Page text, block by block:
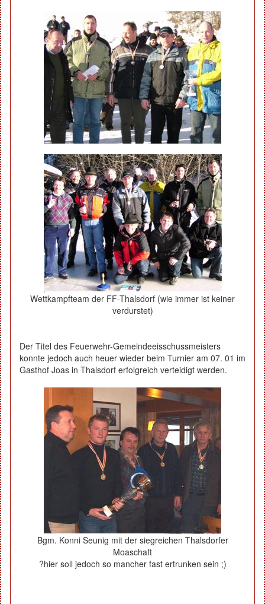
Wettkampfteam der FF-Thalsdorf (wie immer ist keiner
verdurstet)
Der Titel des Feuerwehr-Gemeindeeisschussmeisters
konnte jedoch auch heuer wieder beim Turnier am 07. 01 im
Gasthof Joas in Thalsdorf erfolgreich verteidigt werden.
Bgm. Konni Seunig mit der siegreichen Thalsdorfer
Moaschaft
?hier soll jedoch so mancher fast ertrunken sein ;)